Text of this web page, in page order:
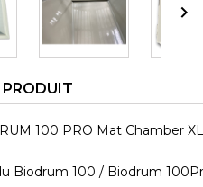

100 PRO Mat Chamber
Biodrum 100 / Biodrum